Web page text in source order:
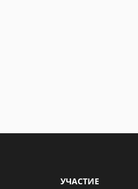
УЧАСТИЕ